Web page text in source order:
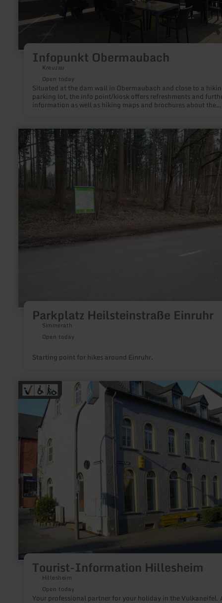
Infopunkt Obermaubach
Kreuzau
Open today
Situated at the dam wall in Obermaubach and close to a
parking lot, the info point/kiosk offers refreshments and
information as well as hiking maps and brochures about the
Parkplatz Heilsteinstraße Einruhr
Simmerath
Open today
Starting point for hikes around Einruhr.
learn
more
about:
Parkplatz
Heilsteinstraße
Einruhr
Tourist-Information Hillesheim
Hillesheim
Open today
Your professional partner for your holiday in the Vulkaneifel.
learn
more
about:
Information
Hillesheim